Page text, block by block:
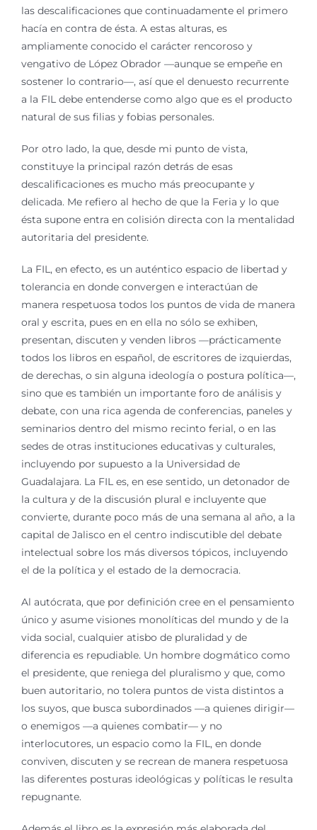
las descalificaciones que continuadamente el primero
hacía en contra de ésta. A estas alturas, es
ampliamente conocido el carácter rencoroso y
vengativo de López Obrador —aunque se empeñe en
sostener lo contrario—, así que el denuesto recurrente
a la FIL debe entenderse como algo que es el producto
natural de sus filias y fobias personales.
Por otro lado, la que, desde mi punto de vista,
constituye la principal razón detrás de esas
descalificaciones es mucho más preocupante y
delicada. Me refiero al hecho de que la Feria y lo que
ésta supone entra en colisión directa con la mentalidad
autoritaria del presidente.
La FIL, en efecto, es un auténtico espacio de libertad y
tolerancia en donde convergen e interactúan de
manera respetuosa todos los puntos de vida de manera
oral y escrita, pues en en ella no sólo se exhiben,
presentan, discuten y venden libros —prácticamente
todos los libros en español, de escritores de izquierdas,
de derechas, o sin alguna ideología o postura política—,
sino que es también un importante foro de análisis y
debate, con una rica agenda de conferencias, paneles y
seminarios dentro del mismo recinto ferial, o en las
sedes de otras instituciones educativas y culturales,
incluyendo por supuesto a la Universidad de
Guadalajara. La FIL es, en ese sentido, un detonador de
la cultura y de la discusión plural e incluyente que
convierte, durante poco más de una semana al año, a la
capital de Jalisco en el centro indiscutible del debate
intelectual sobre los más diversos tópicos, incluyendo
el de la política y el estado de la democracia.
Al autócrata, que por definición cree en el pensamiento
único y asume visiones monolíticas del mundo y de la
vida social, cualquier atisbo de pluralidad y de
diferencia es repudiable. Un hombre dogmático como
el presidente, que reniega del pluralismo y que, como
buen autoritario, no tolera puntos de vista distintos a
los suyos, que busca subordinados —a quienes dirigir—
o enemigos —a quienes combatir— y no
interlocutores, un espacio como la FIL, en donde
conviven, discuten y se recrean de manera respetuosa
las diferentes posturas ideológicas y políticas le resulta
repugnante.